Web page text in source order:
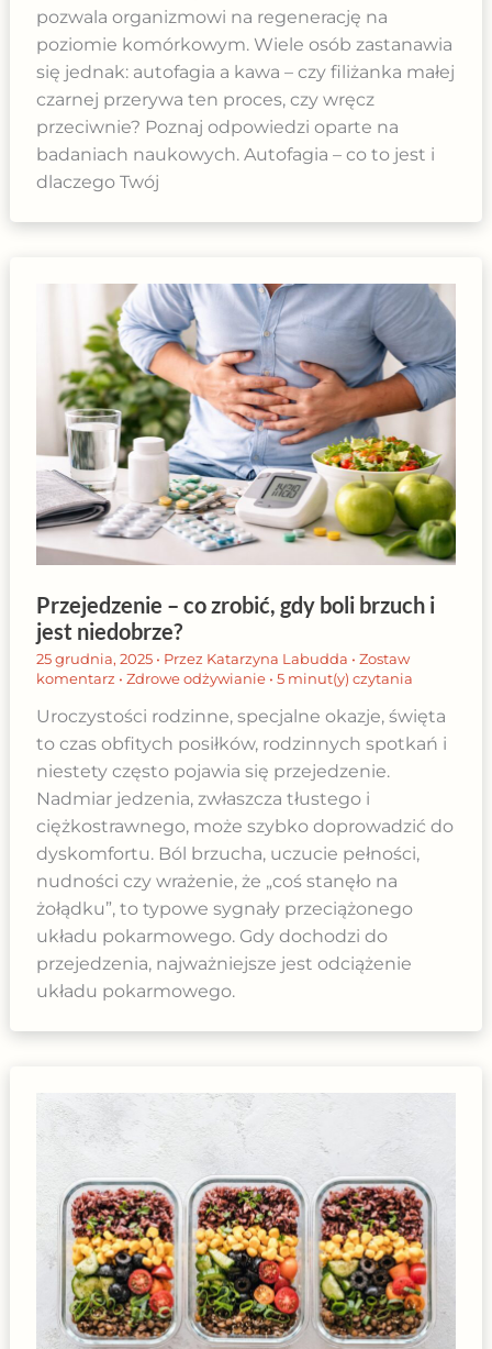
pozwala organizmowi na regenerację na
poziomie komórkowym. Wiele osób zastanawia
się jednak: autofagia a kawa – czy filiżanka małej
czarnej przerywa ten proces, czy wręcz
przeciwnie? Poznaj odpowiedzi oparte na
badaniach naukowych. Autofagia – co to jest i
dlaczego Twój
Przejedzenie – co zrobić, gdy boli brzuch i
jest niedobrze?
25 grudnia, 2025 • Przez Katarzyna Labudda • Zostaw
komentarz • Zdrowe odżywianie• 5 minut(y) czytania
Uroczystości rodzinne, specjalne okazje, święta
to czas obfitych posiłków, rodzinnych spotkań i
niestety często pojawia się przejedzenie.
Nadmiar jedzenia, zwłaszcza tłustego i
ciężkostrawnego, może szybko doprowadzić do
dyskomfortu. Ból brzucha, uczucie pełności,
nudności czy wrażenie, że „coś stanęło na
żołądku”, to typowe sygnały przeciążonego
układu pokarmowego. Gdy dochodzi do
przejedzenia, najważniejsze jest odciążenie
układu pokarmowego.